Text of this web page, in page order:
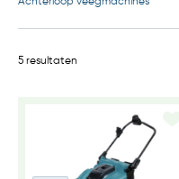
5 resultaten